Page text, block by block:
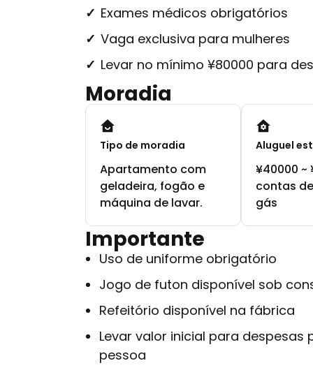
Exames médicos obrigatórios
Vaga exclusiva para mulheres
Levar no mínimo ¥80000 para
Moradia
Tipo de moradia
Apartamento com
geladeira, fogão e
máquina de lavar.
Aluguel
¥40000 ~
contas
gás
Importante
Uso de uniforme obrigatório
Jogo de futon disponível sob
Refeitório disponível na fábrica
Levar valor inicial para
pessoa